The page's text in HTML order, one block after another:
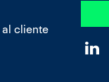
cliente